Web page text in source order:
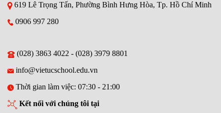
619 Lê Trọng Tấn, Phường Bình Hưng Hòa, Tp. Hồ Chí Minh
0906 997 280
(028) 3863 4022 - (028) 3979 8801
info@vietucschool.edu.vn
Thời gian làm việc: 07:30 - 21:00
Kết nối với chúng tôi tại